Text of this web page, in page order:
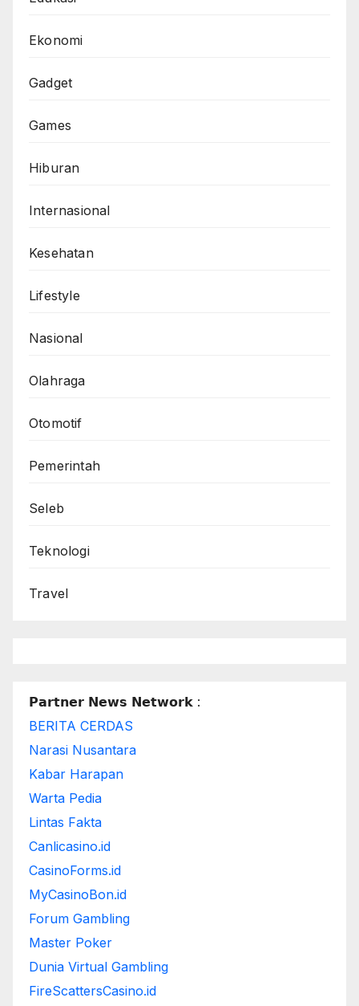
Ekonomi
Gadget
Games
Hiburan
Internasional
Kesehatan
Lifestyle
Nasional
Olahraga
Otomotif
Pemerintah
Seleb
Teknologi
Travel
𝗣𝗮𝗿𝘁𝗻𝗲𝗿 𝗡𝗲𝘄𝘀 𝗡𝗲𝘁𝘄𝗼𝗿𝗸 :
BERITA CERDAS
Narasi Nusantara
Kabar Harapan
Warta Pedia
Lintas Fakta
Canlicasino.id
CasinoForms.id
MyCasinoBon.id
Forum Gambling
Master Poker
Dunia Virtual Gambling
FireScattersCasino.id